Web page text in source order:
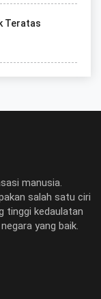
Teratas
manusia.
salah satu ciri
tinggi kedaulatan
yang baik.